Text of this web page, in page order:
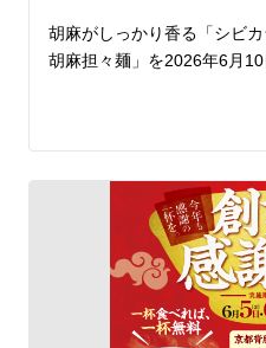
胡麻がしっかり香る「シビ
胡麻担々麺」を2026年6月
練り胡麻をたっぷり使用し
胡麻のコクと背脂の旨みに
り、あと引く味わいに仕上
トッピングには、甜面醤で
はじめ、にら、もやし、白
見た目にも食べ応えにもこ